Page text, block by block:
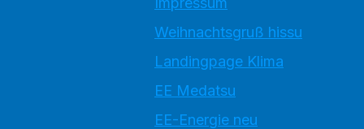
Weihnachtsgruß hissu
Landingpage Klima
EE Medatsu
EE-Energie neu